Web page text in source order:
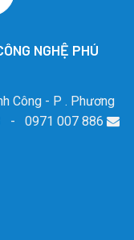
NGHỆ PHÚ
Công - P . Phương
- 0971 007 886